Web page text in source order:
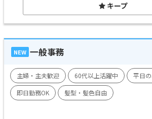
キープ
NEW 一般事務
主婦・主夫歓迎 60代以上活躍中
平日
即日勤務OK
髪型・髪色自由